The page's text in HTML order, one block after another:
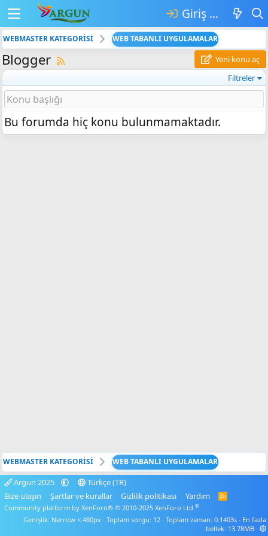
Giriş yap
WEBMASTER KATEGORİSİ WEB TABANLI UYGULAMALAR
Blogger
Yeni konu aç
Filtreler
Bu forumda hiç konu bulunmamaktadır.
WEBMASTER KATEGORİSİ WEB TABANLI UYGULAMALAR
Argun 2025
Türkçe (TR)
Bize ulaşın
Şartlar ve kurallar Gizlilik politikası Yardım
R
Community platform by XenForo® © 2010-2025 XenForo Ltd.®
Genişlik Toplam sorgu 12 Toplam zaman 0.1403s
En fazla
bellek 13.78MB